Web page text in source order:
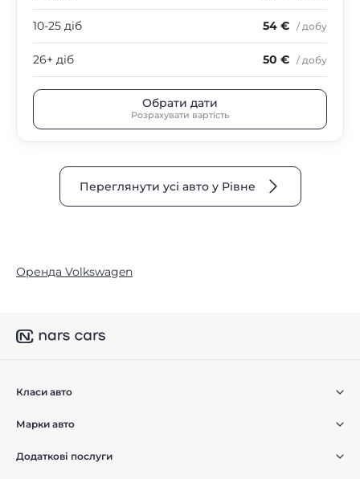
10-25 діб 54 € / добу
26+ діб 50 € / добу
Обрати дати
Розрахувати вартість
Переглянути усі авто у Рівне
Оренда Volkswagen
Класи авто
Марки авто
Додаткові послуги